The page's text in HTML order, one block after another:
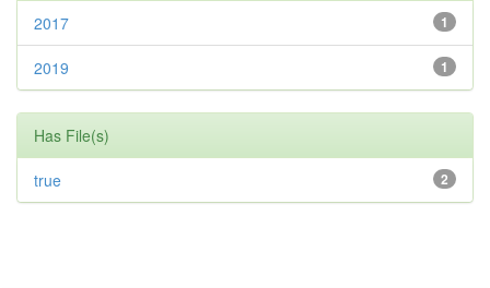
1
2017
1
2019
Has File(s)
2
true